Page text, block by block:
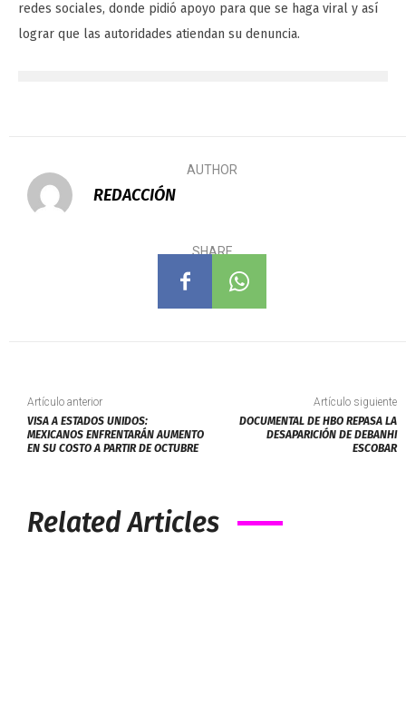
redes sociales, donde pidió apoyo para que se haga viral y así
lograr que las autoridades atiendan su denuncia.
AUTHOR
REDACCIÓN
SHARE
Artículo anterior
VISA A ESTADOS UNIDOS:
MEXICANOS ENFRENTARÁN AUMENTO
EN SU COSTO A PARTIR DE OCTUBRE
Artículo siguiente
DOCUMENTAL DE HBO REPASA LA
DESAPARICIÓN DE DEBANHI
ESCOBAR
Related Articles